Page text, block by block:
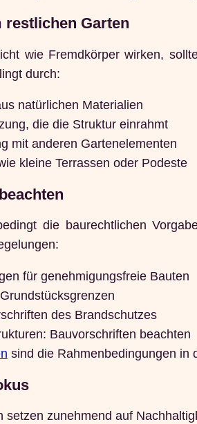
restlichen Garten
wie Fremdkörper wirken,
durch:
natürlichen Materialien
die die Struktur einrahmt
mit anderen Gartenelementen
kleine Terrassen oder Podeste
die baurechtlichen
für genehmigungsfreie Bauten
des Brandschutzes
Bauvorschriften beachten
sind die Rahmenbedingungen in
setzen zunehmend auf